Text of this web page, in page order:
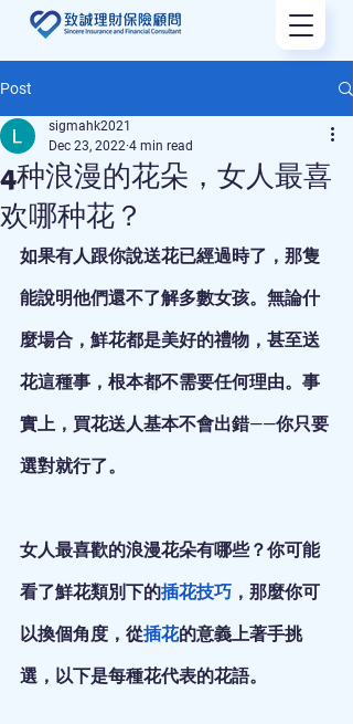
Post
4种浪漫的花朵，女人最喜
欢哪种花？
sigmahk2021
Dec 23, 2022 4 min read
如果有人跟你說送花已經過時了，那隻
能說明他們還不了解多數女孩。無論什
麼場合，鮮花都是美好的禮物，甚至送
花這種事，根本都不需要任何理由。事
實上，買花送人基本不會出錯——你只要
選對就行了。
女人最喜歡的浪漫花朵有哪些？你可能
看了鮮花類別下的插花技巧 ，那麼你可
以換個角度，從插花的意義上著手挑
選，以下是每種花代表的花語。